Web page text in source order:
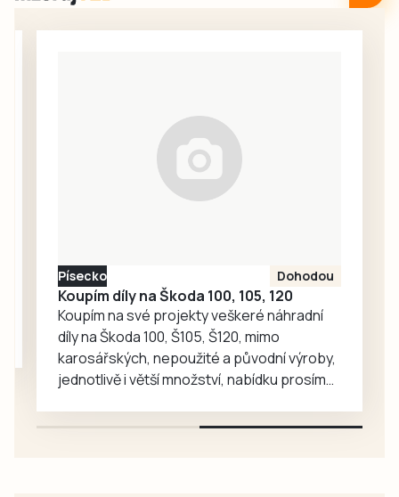
vyfasoval od
v rámci přípravy na
hokejovou sezonu
nastoupily v
kombinovaných
sestavách,
protože Tábor
včera sehrál…
Písecko Dohodou
Koupím díly na Škoda 100, 105, 120
Koupím na své projekty veškeré náhradní
díly na Škoda 100, Š105, Š120, mimo
karosářských, nepoužité a původní výroby,
jednotlivě i větší množství, nabídku prosím